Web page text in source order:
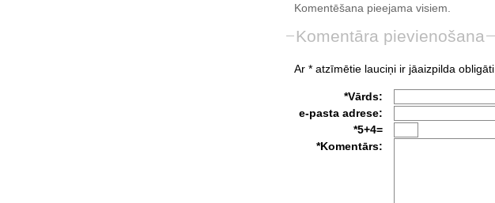
Komentēšana pieejama visiem.
Komentāra pievienošana
Ar * atzīmētie lauciņi ir jāaizpilda obligāti.
*Vārds:
e-pasta adrese:
*5+4=
*Komentārs: